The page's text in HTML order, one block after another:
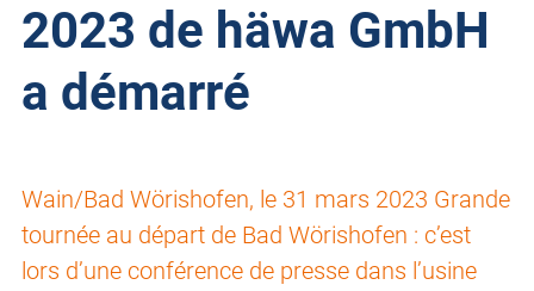
2023 de häwa GmbH
a démarré
Wain/Bad Wörishofen, le 31 mars 2023 Grande
tournée au départ de Bad Wörishofen : c’est
lors d’une conférence de presse dans l’usine